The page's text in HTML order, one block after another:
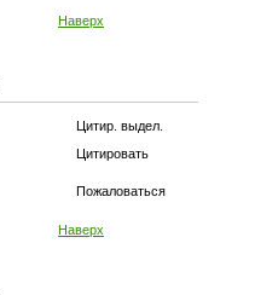
Наверх
Цитир. выдел.
Цитировать
Пожаловаться
Наверх